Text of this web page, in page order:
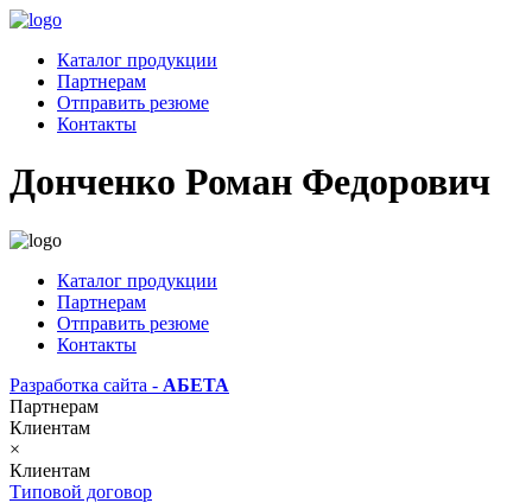
Каталог продукции
Партнерам
Отправить резюме
Контакты
Донченко Роман Федорович
Каталог продукции
Партнерам
Отправить резюме
Контакты
Разработка сайта - АБЕТА
Партнерам
Клиентам
×
Клиентам
Типовой договор